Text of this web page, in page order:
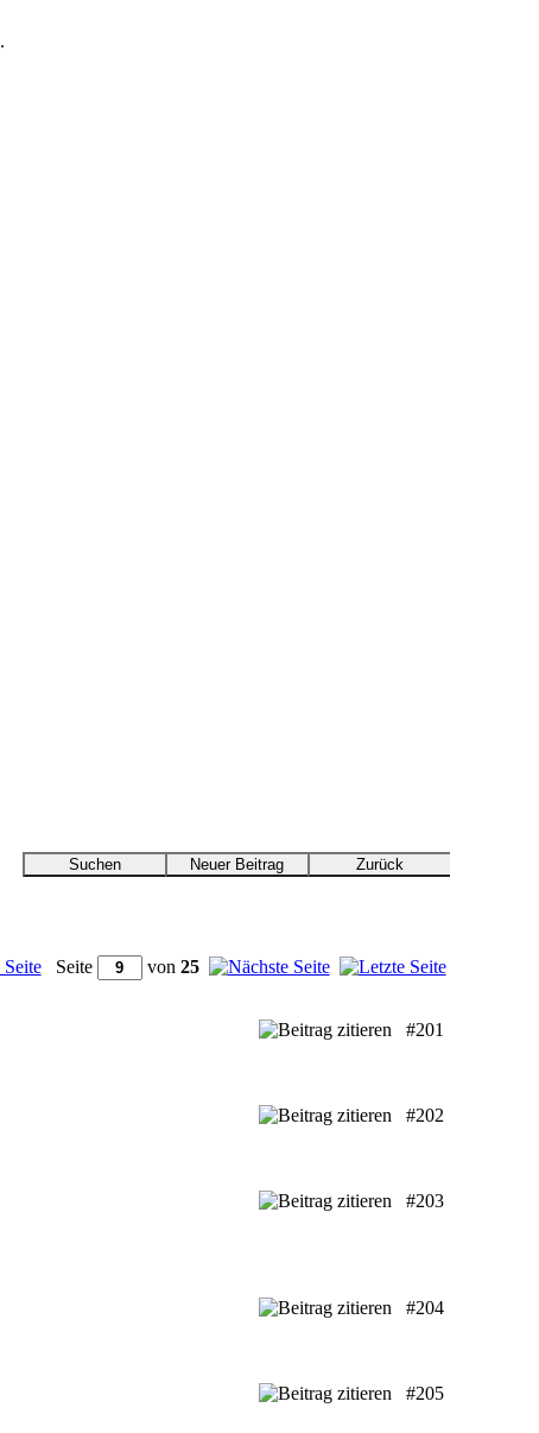
.
Seite
von 25
#201
#202
#203
#204
#205